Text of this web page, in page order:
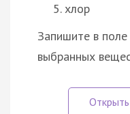
хлор
Запишите в
выбранных